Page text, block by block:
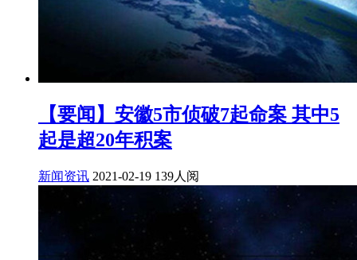
【要闻】安徽5市侦破7起命案 其中5
起是超20年积案
新闻资讯 2021-02-19 139人阅